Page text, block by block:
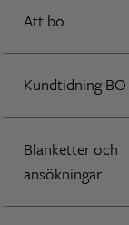
Att bo
Kundtidning BO
Blanketter och
ansökningar